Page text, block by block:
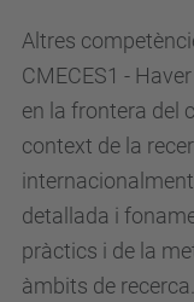
Altres
CMECES1 -
en la frontera del
context de la
detallada i
pràctics i de la
àmbits de recerca.